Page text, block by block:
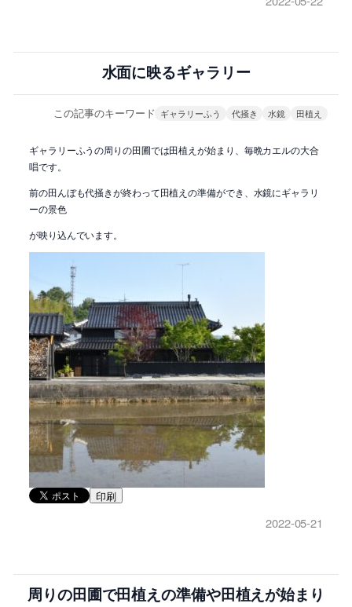
水面に映るギャラリー
この記事のキーワード ギャラリーふう 代掻き 水鏡 田植え
ギャラリーふうの周りの田圃では田植えが始まり、毎晩カエルの大合
唱です。
前の田んぼも代掻きが終わって田植えの準備ができ、水鏡にギャラリ
ーの景色
が映り込んでいます。
印刷
2022-05-21
周りの田圃で田植えの準備や田植えが始まり